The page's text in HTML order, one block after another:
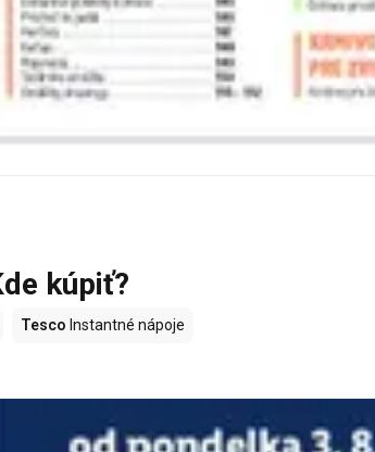
kúpiť?
Tesco Instantné nápoje